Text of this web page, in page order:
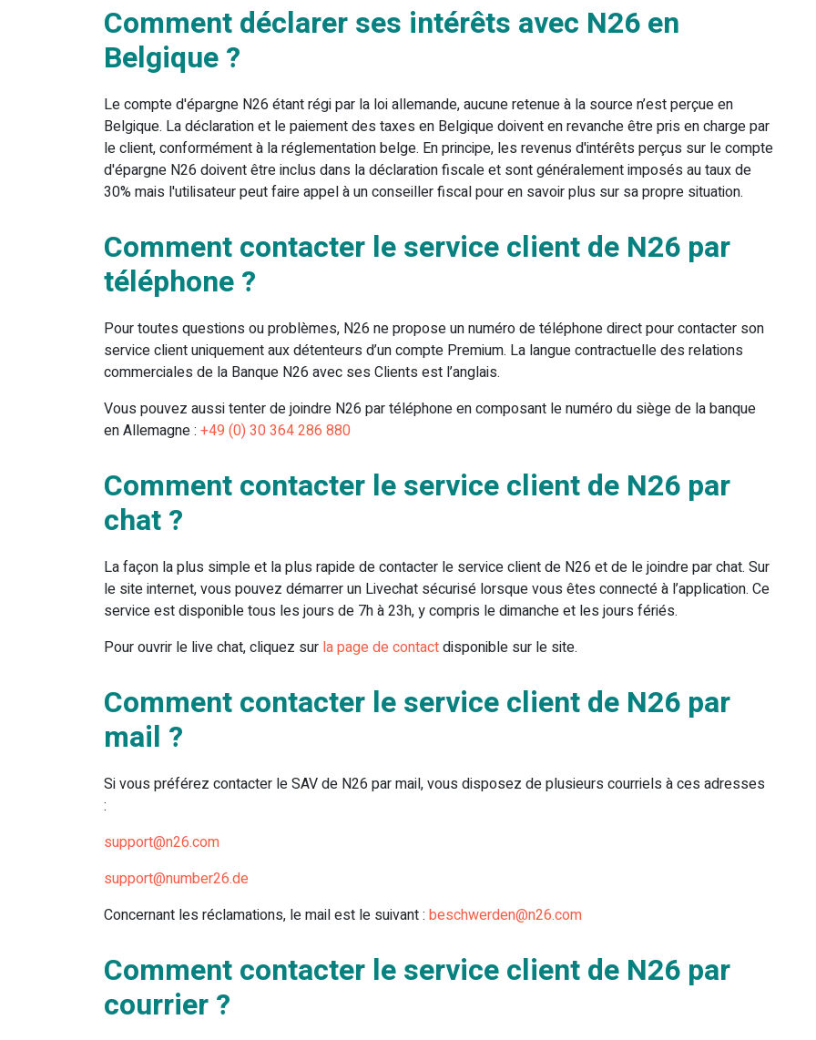
Comment déclarer ses intérêts avec N26 en
Belgique ?
Le compte d'épargne N26 étant régi par la loi allemande, aucune retenue à la source n’est perçue en
Belgique. La déclaration et le paiement des taxes en Belgique doivent en revanche être pris en charge par
le client, conformément à la réglementation belge. En principe, les revenus d'intérêts perçus sur le compte
d'épargne N26 doivent être inclus dans la déclaration fiscale et sont généralement imposés au taux de
30% mais l'utilisateur peut faire appel à un conseiller fiscal pour en savoir plus sur sa propre situation.
Comment contacter le service client de N26 par
téléphone ?
Pour toutes questions ou problèmes, N26 ne propose un numéro de téléphone direct pour contacter son
service client uniquement aux détenteurs d’un compte Premium. La langue contractuelle des relations
commerciales de la Banque N26 avec ses Clients est l’anglais.
Vous pouvez aussi tenter de joindre N26 par téléphone en composant le numéro du siège de la banque
en Allemagne : +49 (0) 30 364 286 880
Comment contacter le service client de N26 par
chat ?
La façon la plus simple et la plus rapide de contacter le service client de N26 et de le joindre par chat. Sur
le site internet, vous pouvez démarrer un Livechat sécurisé lorsque vous êtes connecté à l’application. Ce
service est disponible tous les jours de 7h à 23h, y compris le dimanche et les jours fériés.
Pour ouvrir le live chat, cliquez sur la page de contactdisponible sur le site.
Comment contacter le service client de N26 par
mail ?
Si vous préférez contacter le SAV de N26 par mail, vous disposez de plusieurs courriels à ces adresses
:
support@n26.com
support@number26.de
Concernant les réclamations, le mail est le suivant : beschwerden@n26.com
Comment contacter le service client de N26 par
courrier ?